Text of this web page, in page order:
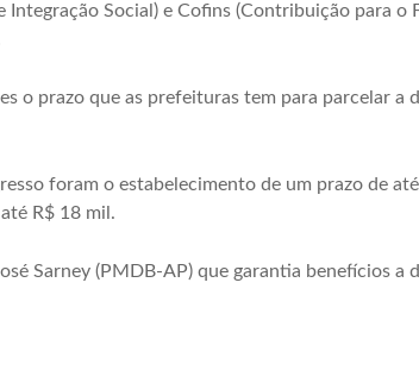
Integração Social) e Cofins (Contribuição para o
o prazo que as prefeituras tem para parcelar a
foram o estabelecimento de um prazo de
R$ 18 mil.
Sarney (PMDB-AP) que garantia benefícios a